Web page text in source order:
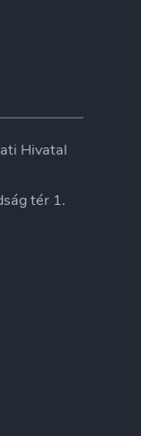
Hivatal
tér 1.